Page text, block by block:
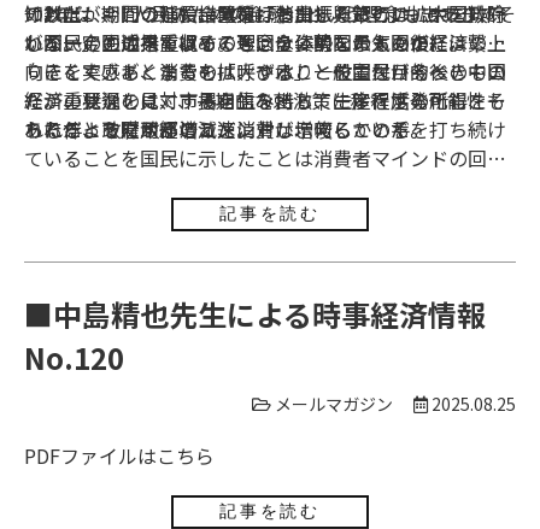
知数だが、こうした措置を打ち出したことは、中国政府
が国民の生活を重視するという姿勢を示すものだ。
の2年は、「人民のための金融」という理念も出てきて
いる。今回の措置はその理念を体現したものだ。
ければ、期間の延長、業種、参加する銀行の拡大を排除
しない」と述べている。今回は、中国の人々が経済の上
向きを実感し、消費を拡大することを主な目的としてい
たが、状況を見て、長期的な刺激策に移行する可能性も
あることを財政部のコメントは示唆している。
以上、今回の補給金政策は消費振興策の1つであり、そ
れが一定の成果を収めても、全体的な景気回復には繋が
りにくく、あくまでも「呼び水」と位置付けるべきもの
だ。重要なのは、市場を生み出して生産を活発化し、そ
れに伴って雇用が増え、消費が増えることだ。
そこでカギとなるのは、やはり一般国民が今後の中国
経済の見通しに対する自信を持ち、一定程度の所得を得
られるようにすることだ。
ただ、政府が経済減速に対し、何らかの手を打ち続け
ていることを国民に示したことは消費者マインドの回復
記事を読む
■中島精也先生による時事経済情報
No.120
メールマガジン 2025.08.25
PDFファイルはこちら
記事を読む